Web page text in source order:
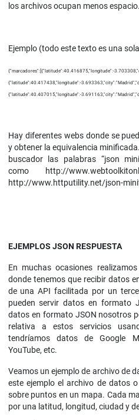
los archivos ocupan menos espacio.
Ejemplo (todo este texto es una
{"marcadores":[{"latitude":40.416875,"longitude":-
{"latitude":40.417438,"longitude":-
{"latitude":40.407015,"longitude":-
Hay diferentes webs donde se
y obtener la equivalencia
buscador las palabras “json
como http://
http://www.httputility.net/json-
EJEMPLOS JSON RESPUESTA
En muchas ocasiones
donde tenemos que recibir datos
de una API facilitada por un
pueden servir datos en formato
datos en formato JSON nosotros
relativa a estos servicios
tendríamos datos de Google
YouTube, etc.
Veamos un ejemplo de archivo de
este ejemplo el archivo de datos
sobre puntos en un mapa. Cada
por una latitud, longitud, ciudad y